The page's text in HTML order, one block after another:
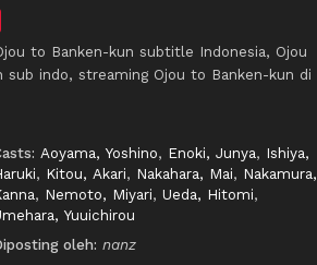
to Banken-kun subtitle Indonesia, Ojou
indo, streaming Ojou to Banken-kun di
Aoyama, Yoshino, Enoki, Junya, Ishiya,
, Kitou, Akari, Nakahara, Mai, Nakamura,
, Nemoto, Miyari, Ueda, Hitomi,
Yuuichirou
oleh: nanz